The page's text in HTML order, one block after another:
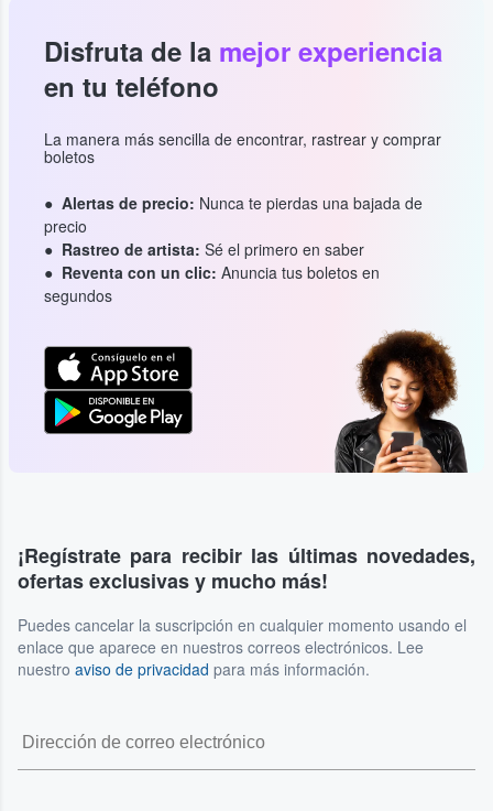
Disfruta de la mejor experiencia
en tu teléfono
La manera más sencilla de encontrar, rastrear y comprar
boletos
Alertas de precio: Nunca te pierdas una bajada de
precio
Rastreo de artista: Sé el primero en saber
Reventa con un clic: Anuncia tus boletos en
segundos
¡Regístrate para recibir las últimas novedades,
ofertas exclusivas y mucho más!
Puedes cancelar la suscripción en cualquier momento usando el
enlace que aparece en nuestros correos electrónicos. Lee
nuestro aviso de privacidad para más información.